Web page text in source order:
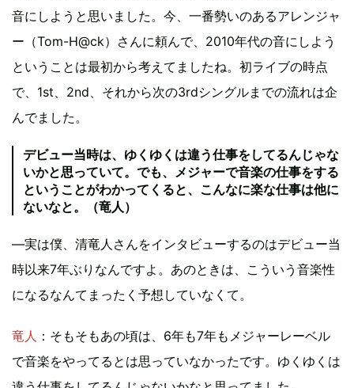
音にしようと思いました。今、一番勢いのあるアレンジャ
ー（Tom-H@ck）さんに頼んで、2010年代の音にしよう
ということは最初から考えてましたね。初ライブの時点
で、1st、2nd、それから次の3rdシングルまでの流れは企
んでました。
デビュー当時は、ゆくゆくは違う仕事をしてるんじゃな
いかと思っていて。でも、メジャーで音楽の仕事をする
ということがわかってくると、こんなに楽な仕事は他に
ないなと。（竜人）
―実は僕、清竜人さんをインタビューするのはデビュー当
時以来7年ぶりなんですよ。あのときは、こういう音楽性
になるなんてまったく予想していなくて。
竜人 ：そもそもあの頃は、6年も7年もメジャーレーベル
で音楽をやってるとは思っていなかったです。ゆくゆくは